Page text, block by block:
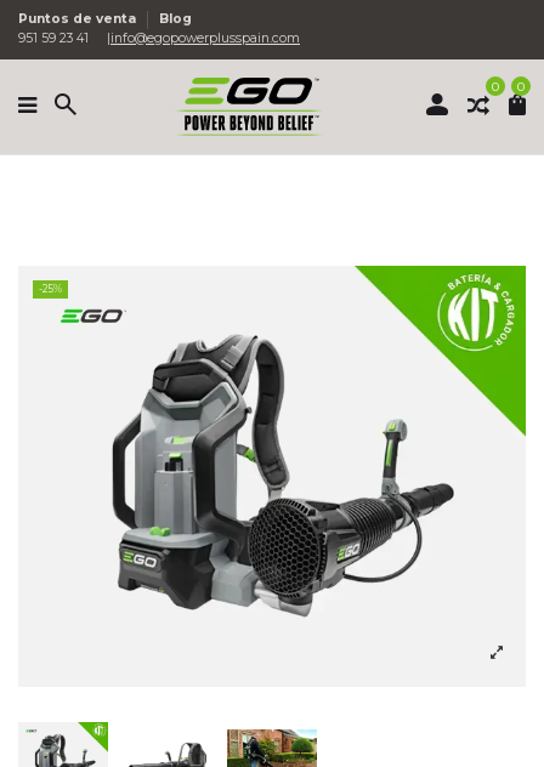
Puntos de venta
Blog
951 59 23 41
info@egopowerplusspain.com
0 0
-25%